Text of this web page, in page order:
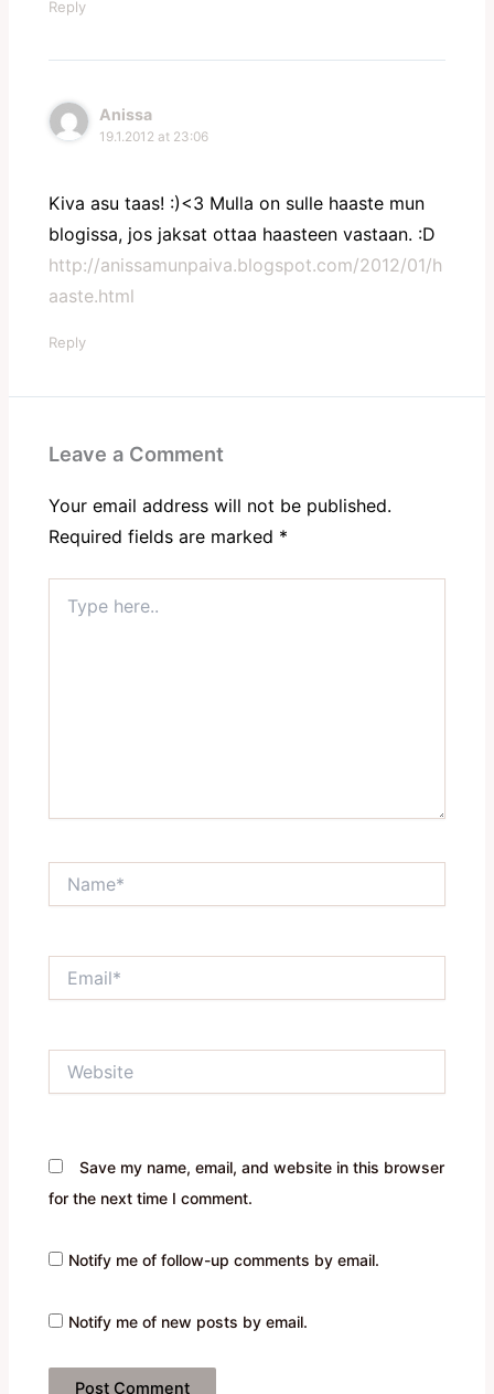
Reply
Anissa
19.1.2012 at 23:06
Kiva asu taas! :)<3 Mulla on sulle haaste mun
blogissa, jos jaksat ottaa haasteen vastaan. :D
http://anissamunpaiva.blogspot.com/2012/01/h
aaste.html
Reply
Leave a Comment
Your email address will not be published.
Required fields are marked *
here..
Save my name, email, and website in this browser
for the next time I comment.
Notify me of follow-up comments by email.
Notify me of new posts by email.